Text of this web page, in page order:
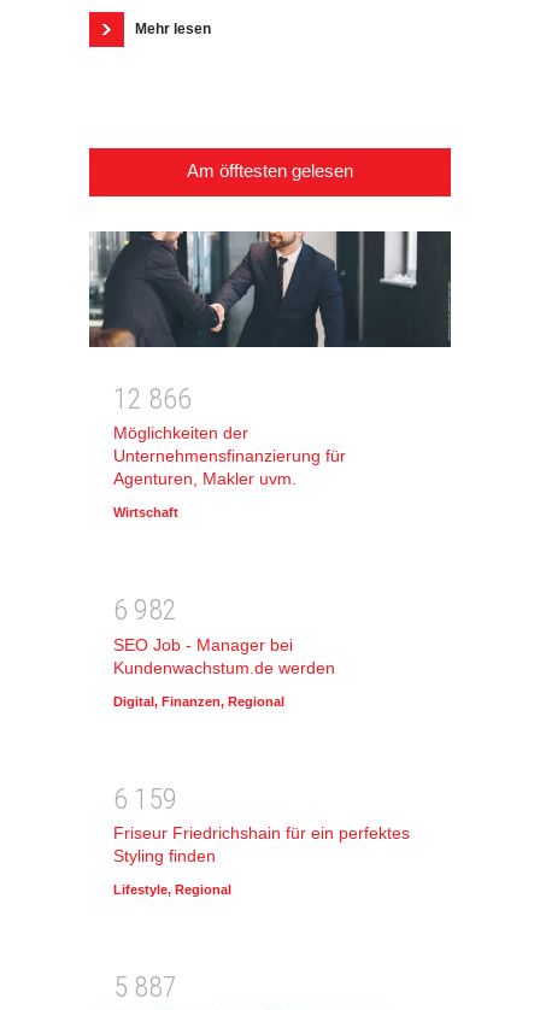
Mehr lesen
Am öfftesten gelesen
1 2 866
Möglichkeiten der
Unternehmensfinanzierung für
Agenturen, Makler uvm.
Wirtschaft
6 982
SEO Job - Manager bei
Kundenwachstum.de werden
Digital, Finanzen, Regional
6 1 59
Friseur Friedrichshain für ein perfektes
Styling finden
Lifestyle, Regional
5 887